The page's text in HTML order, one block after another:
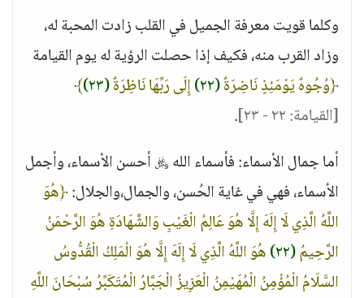
وكلما قويت معرفة الجميل في القلب زادت المحبة له،
وزاد القرب منه، فكيف إذا حصلت الرؤية له يوم القيامة
﴿وُجُوهٌ يَوْمَئِذٍ نَاضِرَةٌ(٢٢) إِلَى رَبِّهَا نَاظِرَةٌ(٢٣)
﴾
[القيامة: ٢٢ - ٢٣]
.
أما جمال الأسماء: فأسماء الله ﷿ أحسن الأسماء، وأجمل
الأسماء، فهي في غاية الحُسن، والجمال،والجلال:﴿هُوَ
اللَّهُ الَّذِي لَا إِلَهَ إِلَّا هُوَ عَالِمُ الْغَيْبِ وَالشَّهَادَةِ هُوَ الرَّحْمَنُ
الرَّحِيمُ(٢٢)
هُوَ اللَّهُ الَّذِي لَا إِلَهَ إِلَّا هُوَ الْمَلِكُ الْقُدُّوسُ
السَّلَامُ الْمُؤْمِنُ الْمُهَيْمِنُ الْعَزِيزُ الْجَبَّارُ الْمُتَكَبِّرُ سُبْحَانَ اللَّهِ